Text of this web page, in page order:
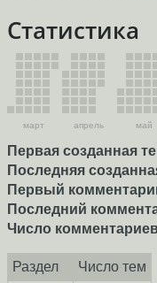
Статистика
март апрель май
Первая созданная
Последняя
Первый
Последний
Число
Раздел Число тем